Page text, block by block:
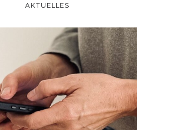
AKTUELLES